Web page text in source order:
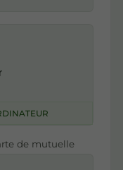
de mutuelle